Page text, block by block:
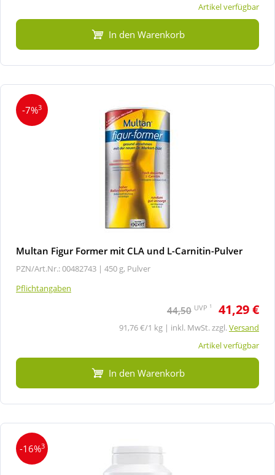
Artikel verfügbar
In den Warenkorb
-7%3
Multan Figur Former mit CLA und L-Carnitin-Pulver
PZN/Art.Nr.: 00482743 | 450 g, Pulver
Pflichtangaben
44,50 UVP 1 41,29 €
91,76 €/1 kg | inkl. MwSt. zzgl.Versand
Artikel verfügbar
In den Warenkorb
-16%3